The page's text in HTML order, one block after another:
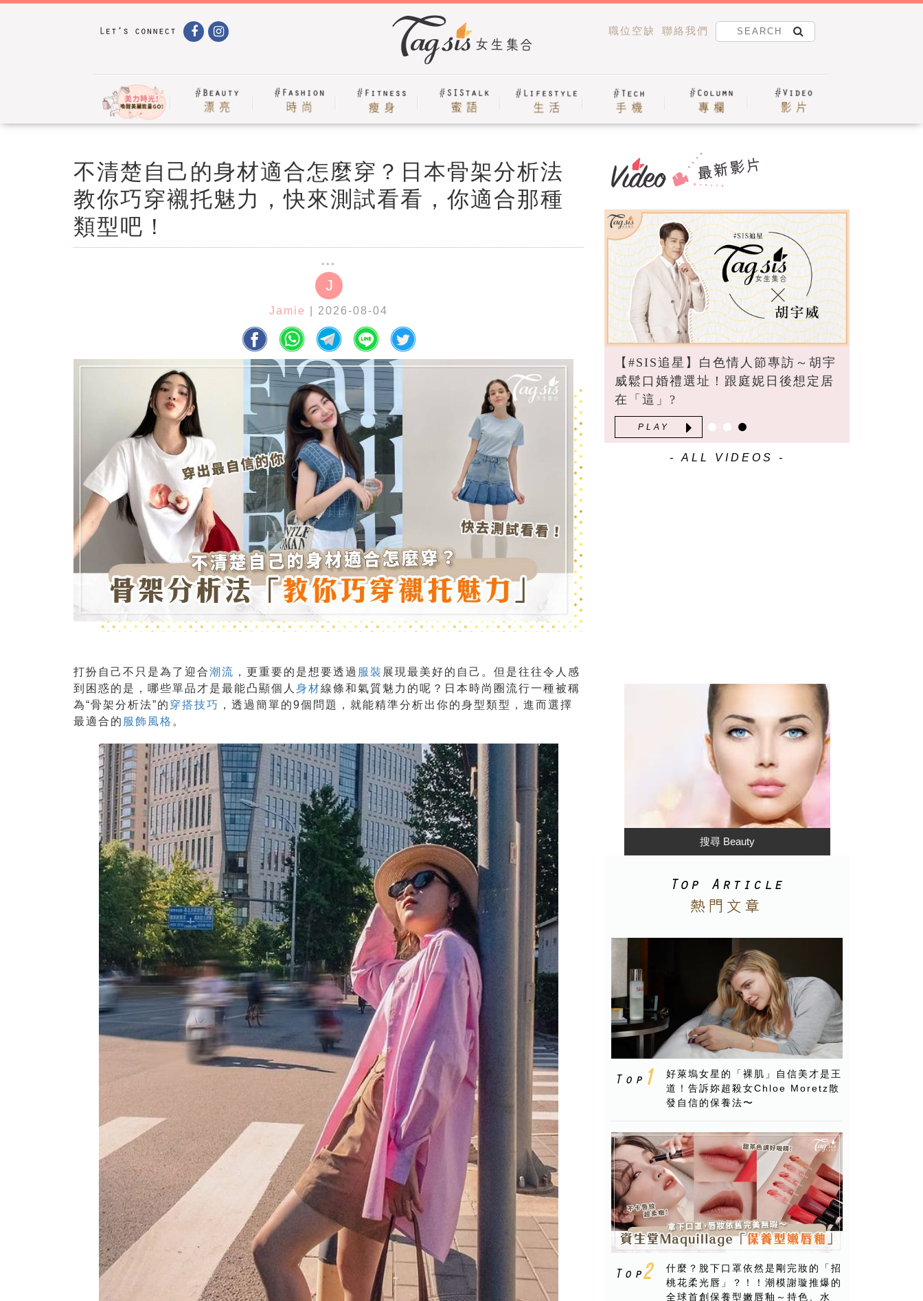
職位空缺 聯絡我們
不清楚自己的身材適合怎麼穿？日本骨架分析法
教你巧穿襯托魅力，快來測試看看，你適合那種
類型吧！
J
Jamie | 2026-08-04
打扮自己不只是為了迎合潮流 ，更重要的是想要透過 服裝 展現最美好的自己。但是往往令人感
到困惑的是，哪些單品才是最能凸顯個人 身材線條和氣質魅力的呢？日本時尚圈流行一種被稱
為“骨架分析法”的 穿搭技巧 ，透過簡單的9個問題，就能精準分析出你的身型類型，進而選擇
最適合的 服飾風格 。
【#SIS追星】白色情人節專訪～胡宇
威鬆口婚禮選址！跟庭妮日後想定居
在「這」?
PLAY
- ALL VIDEOS -
好萊塢女星的「裸肌」自信美才是王
道！告訴妳超殺女Chloe Moretz散
發自信的保養法〜
什麼？脫下口罩依然是剛完妝的「招
桃花柔光唇」？！！潮模謝璇推爆的
全球首創保養型嫩唇釉～持色、水